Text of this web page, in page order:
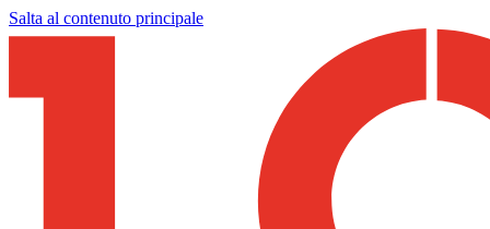
Salta al contenuto principale